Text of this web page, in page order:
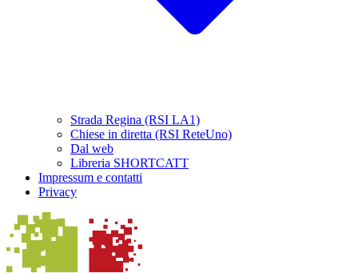
Strada Regina (RSI LA1)
Chiese in diretta (RSI ReteUno)
Dal web
Libreria SHORTCATT
Impressum e contatti
Privacy